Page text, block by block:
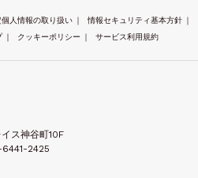
個人情報の取り扱い ｜ 情報セキュリティ基本方針 ｜
｜ クッキーポリシー ｜ サービス利用規約
ス神谷町10F
2425